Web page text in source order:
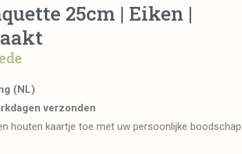
25cm | Eiken |
(NL)
verzonden
houten kaartje toe met uw persoonlijke boodschap